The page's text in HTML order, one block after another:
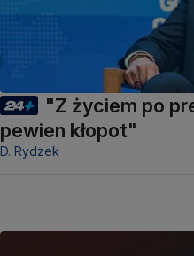
"Z życiem po
pewien kłopot"
D. Rydzek